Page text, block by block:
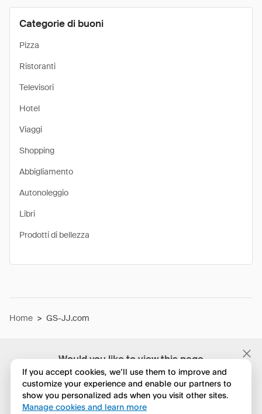
Would you like to view this page
in English?
No, continua a esplorare
Categorie di buoni
Pizza
Ristoranti
Televisori
Hotel
Viaggi
Shopping
Abbigliamento
Autonoleggio
Libri
Prodotti di bellezza
Home > GS-JJ.com
If you accept cookies, we’ll use them to improve and
customize your experience and enable our partners to
show you personalized ads when you visit other sites.
Manage cookies and learn more